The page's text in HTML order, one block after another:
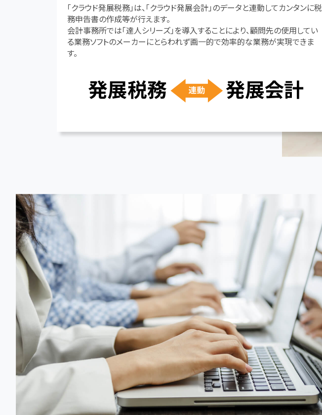
「クラウド発展税務」は、「クラウド発展会計」のデータと連動してカンタンに税
務申告書の作成等が行えます。
会計事務所では「達人シリーズ」を導入することにより、顧問先の使用してい
る業務ソフトのメーカーにとらわれず画一的で効率的な業務が実現できま
す。